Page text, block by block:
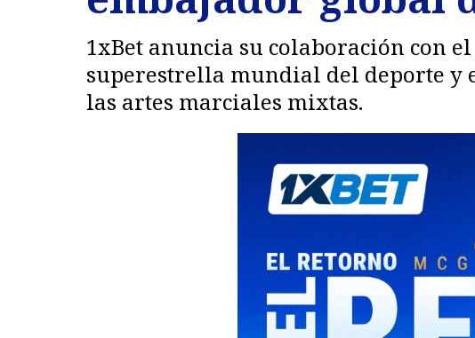
1xBet anuncia su colaboración con
superestrella mundial del deporte y
las artes marciales mixtas.